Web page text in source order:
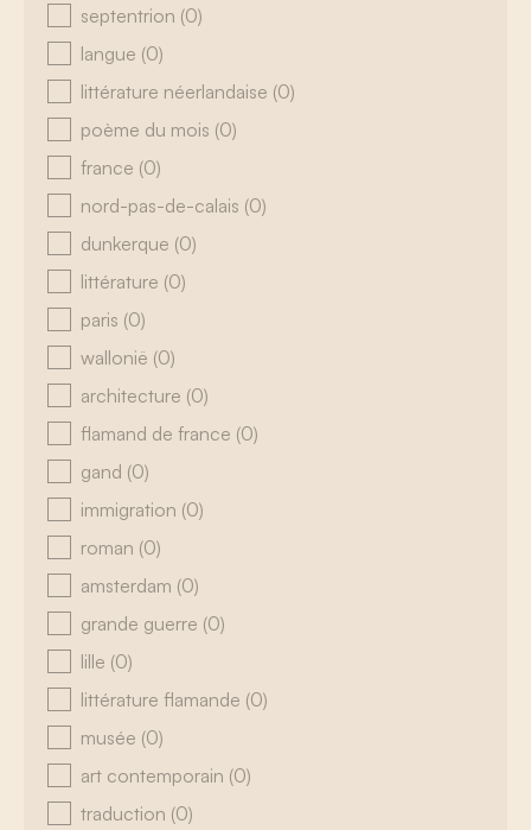
septentrion (0)
langue (0)
littérature néerlandaise (0)
poème du mois (0)
france (0)
nord-pas-de-calais (0)
dunkerque (0)
littérature (0)
paris (0)
wallonië (0)
architecture (0)
flamand de france (0)
gand (0)
immigration (0)
roman (0)
amsterdam (0)
grande guerre (0)
lille (0)
littérature flamande (0)
musée (0)
art contemporain (0)
traduction (0)